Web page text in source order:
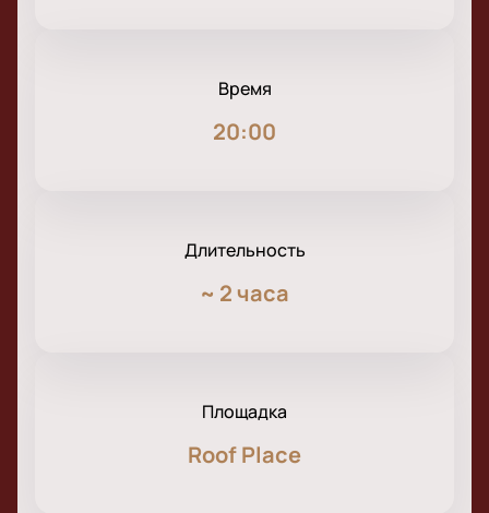
Время
20:00
Длительность
~ 2 часа
Площадка
Roof Place